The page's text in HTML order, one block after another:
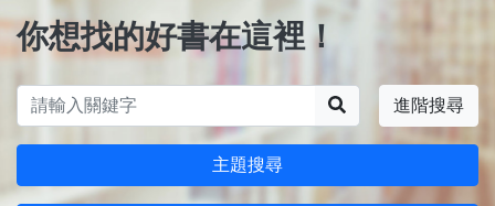
你想找的好書在這裡！
進階搜尋
主題搜尋